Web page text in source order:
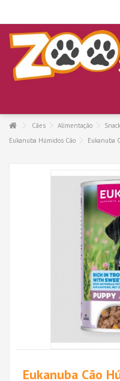
Cães Alimentação
Eukanuba Húmidos Cão
Eukanuba
Eukanuba Cão